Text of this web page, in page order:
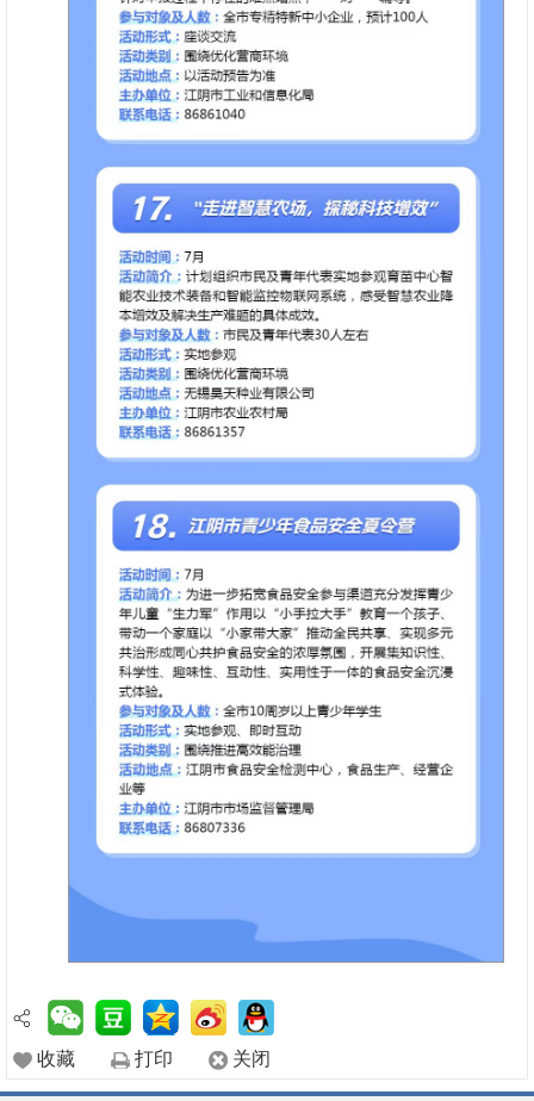
收藏 打印 关闭